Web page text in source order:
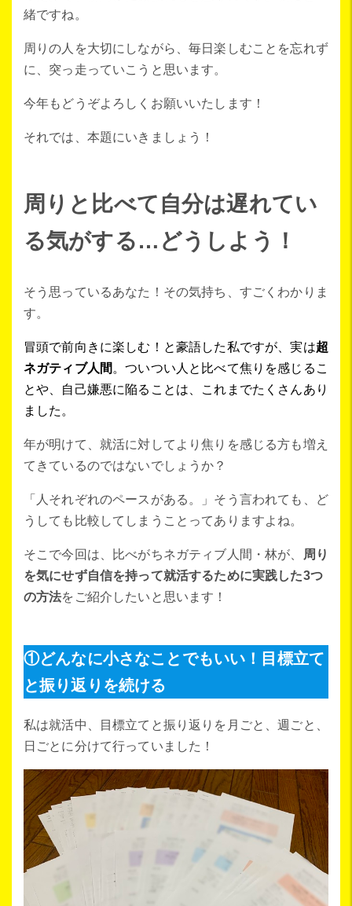
緒ですね。
周りの人を大切にしながら、毎日楽しむことを忘れず
に、突っ走っていこうと思います。
今年もどうぞよろしくお願いいたします！
それでは、本題にいきましょう！
周りと比べて自分は遅れてい
る気がする…どうしよう！
そう思っているあなた！その気持ち、すごくわかりま
す。
冒頭で前向きに楽しむ！と豪語した私ですが、実は超
ネガティブ人間 。ついつい人と比べて焦りを感じるこ
とや、自己嫌悪に陥ることは、これまでたくさんあり
ました。
年が明けて、就活に対してより焦りを感じる方も増え
てきているのではないでしょうか？
「人それぞれのペースがある。」そう言われても、ど
うしても比較してしまうことってありますよね。
そこで今回は、比べがちネガティブ人間・林が、
周り
を気にせず自信を持って就活するために実践した3つ
の方法をご紹介したいと思います！
①どんなに小さなことでもいい！目標立て
と振り返りを続ける
私は就活中、目標立てと振り返りを月ごと、週ごと、
日ごとに分けて行っていました！